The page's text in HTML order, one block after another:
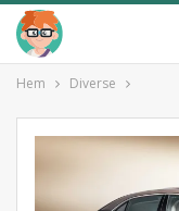
Hem Diverse